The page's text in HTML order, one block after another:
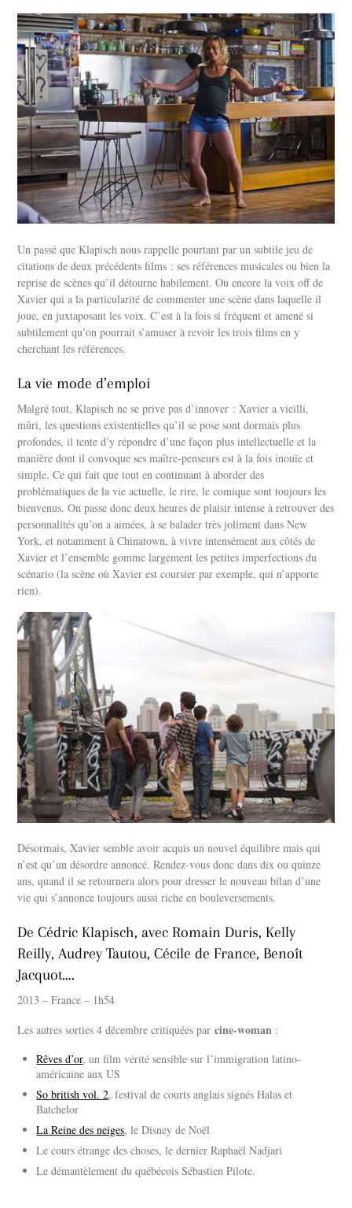
Un passé que Klapisch nous rappelle pourtant par un subtile jeu de
citations de deux précédents films : ses références musicales ou bien la
reprise de scènes qu’il détourne habilement. Ou encore la voix off de
Xavier qui a la particularité de commenter une scène dans laquelle il
joue, en juxtaposant les voix. C’est à la fois si fréquent et amené si
subtilement qu’on pourrait s’amuser à revoir les trois films en y
cherchant les références.
La vie mode d’emploi
Malgré tout, Klapisch ne se prive pas d’innover : Xavier a vieilli,
mûri, les questions existentielles qu’il se pose sont dormais plus
profondes, il tente d’y répondre d’une façon plus intellectuelle et la
manière dont il convoque ses maître-penseurs est à la fois inouïe et
simple. Ce qui fait que tout en continuant à aborder des
problématiques de la vie actuelle, le rire, le comique sont toujours les
bienvenus. On passe donc deux heures de plaisir intense à retrouver des
personnalités qu’on a aimées, à se balader très joliment dans New
York, et notamment à Chinatown, à vivre intensément aux côtés de
Xavier et l’ensemble gomme largement les petites imperfections du
scénario (la scène où Xavier est coursier par exemple, qui n’apporte
rien).
Désormais, Xavier semble avoir acquis un nouvel équilibre mais qui
n’est qu’un désordre annoncé. Rendez-vous donc dans dix ou quinze
ans, quand il se retournera alors pour dresser le nouveau bilan d’une
vie qui s’annonce toujours aussi riche en bouleversements.
De Cédric Klapisch, avec Romain Duris, Kelly
Reilly, Audrey Tautou, Cécile de France, Benoît
Jacquot….
2013 – France – 1h54
Les autres sorties 4 décembre critiquées parcine-woman :
Rêves d’or, un film vérité sensible sur l’immigration latino-
américaine aux US
So british vol. 2, festival de courts anglais signés Halas et
Batchelor
La Reine des neiges, le Disney de Noël
Le cours étrange des choses, le dernier Raphaël Nadjari
Le démantèlement du québécois Sébastien Pilote.